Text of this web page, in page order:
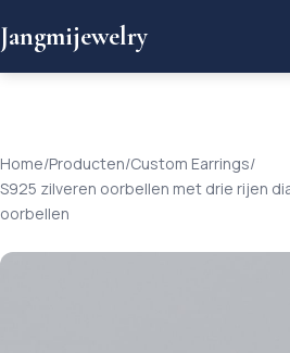
Jangmijewelry
Home/Producten/Custom Earrings/
S925 zilveren oorbellen met drie rijen
oorbellen